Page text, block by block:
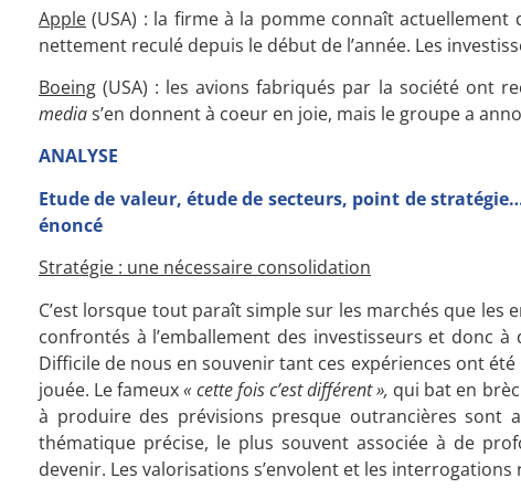
Apple (USA) : la firme à la pomme connaît
nettement reculé depuis le début de l’année. Les
Boeing (USA) : les avions fabriqués par la société ont
medias’en donnent à coeur en joie, mais le groupe a
ANALYSE
Etude de valeur, étude de secteurs, point de
énoncé
Stratégie : une nécessaire consolidation
C’est lorsque tout paraît simple sur les marchés que
confrontés à l’emballement des investisseurs et donc
Difficile de nous en souvenir tant ces expériences ont
jouée. Le fameux« cette fois c’est différent », qui bat en
à produire des prévisions presque outrancières sont
thématique précise, le plus souvent associée à de
devenir. Les valorisations s’envolent et les